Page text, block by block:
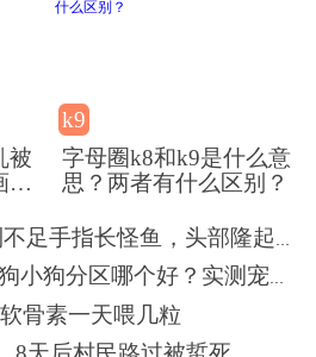
被
面
k9
字母圈k8和k9是什么意
思？两者有什么区别？
● 森林王国Migoo大狗小狗分区哪个好？实测宠物撒欢儿实用建议
骨素一天喂几粒